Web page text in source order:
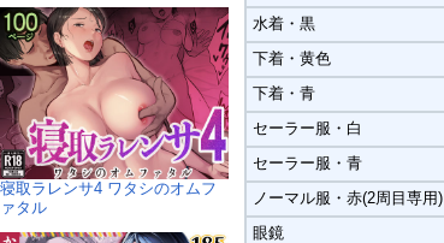
水着・黒
下着・黄色
下着・青
セーラー服・白
セーラー服・青
ノーマル服・赤(2周目専用)
眼鏡
寝取ラレンサ4 ワタシのオムフ
ァタル